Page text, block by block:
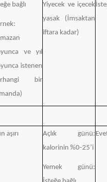
bağlı
ve yıl
istenen
bir
Yiyecek ve içecek
yasak (İmsaktan
iftara kadar)
aşırı
Açlık günü:
kalorinin %0-25’i
Yemek günü: